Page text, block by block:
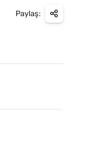
Paylaş: